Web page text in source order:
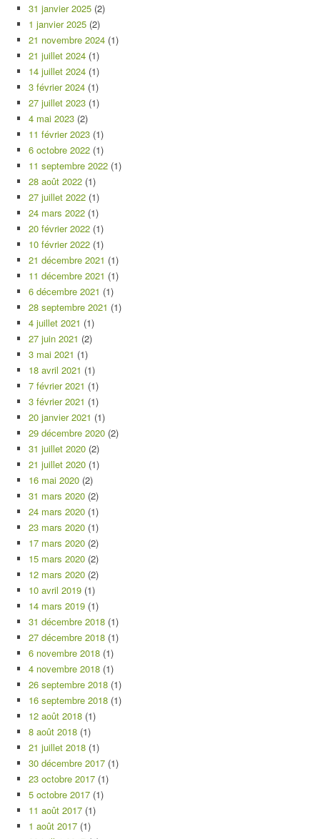
31 janvier 2025 (2)
1 janvier 2025 (2)
21 novembre 2024 (1)
21 juillet 2024 (1)
14 juillet 2024 (1)
3 février 2024 (1)
27 juillet 2023 (1)
4 mai 2023 (2)
11 février 2023 (1)
6 octobre 2022 (1)
11 septembre 2022 (1)
28 août 2022 (1)
27 juillet 2022 (1)
24 mars 2022 (1)
20 février 2022 (1)
10 février 2022 (1)
21 décembre 2021 (1)
11 décembre 2021 (1)
6 décembre 2021 (1)
28 septembre 2021 (1)
4 juillet 2021 (1)
27 juin 2021 (2)
3 mai 2021 (1)
18 avril 2021 (1)
7 février 2021 (1)
3 février 2021 (1)
20 janvier 2021 (1)
29 décembre 2020 (2)
31 juillet 2020 (2)
21 juillet 2020 (1)
16 mai 2020 (2)
31 mars 2020 (2)
24 mars 2020 (1)
23 mars 2020 (1)
17 mars 2020 (2)
15 mars 2020 (2)
12 mars 2020 (2)
10 avril 2019 (1)
14 mars 2019 (1)
31 décembre 2018 (1)
27 décembre 2018 (1)
6 novembre 2018 (1)
4 novembre 2018 (1)
26 septembre 2018 (1)
16 septembre 2018 (1)
12 août 2018 (1)
8 août 2018 (1)
21 juillet 2018 (1)
30 décembre 2017 (1)
23 octobre 2017 (1)
5 octobre 2017 (1)
11 août 2017 (1)
1 août 2017 (1)